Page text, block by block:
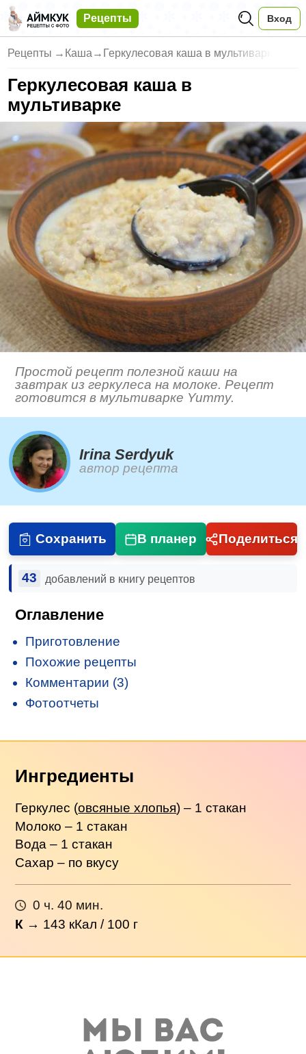
Рецепты Вход
Рецепты → Каша → Геркулесовая каша в мультиварк
Геркулесовая каша в
мультиварке
Простой рецепт полезной каши на
завтрак из геркулеса на молоке. Рецепт
готовится в мультиварке Yummy.
Irina Serdyuk
автор рецепта
Сохранить В планер Поделиться
43 добавлений в книгу рецептов
Оглавление
Приготовление
Похожие рецепты
Комментарии (3)
Фотоотчеты
Ингредиенты
Геркулес (овсяные хлопья) – 1 стакан
Молоко – 1 стакан
Вода – 1 стакан
Сахар – по вкусу
0 ч. 40 мин.
К → 143 кКал / 100 г